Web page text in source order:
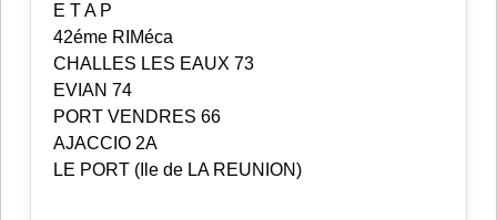
E T A P
42éme RIMéca
CHALLES LES EAUX 73
EVIAN 74
PORT VENDRES 66
AJACCIO 2A
LE PORT (Ile de LA REUNION)